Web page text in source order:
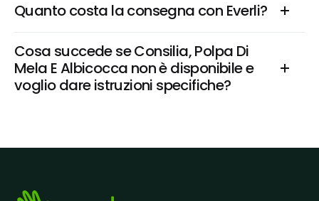
Quanto costa la consegna con Everli?
Cosa succede se Consilia, Polpa Di
Mela E Albicocca non è disponibile e
voglio dare istruzioni specifiche?